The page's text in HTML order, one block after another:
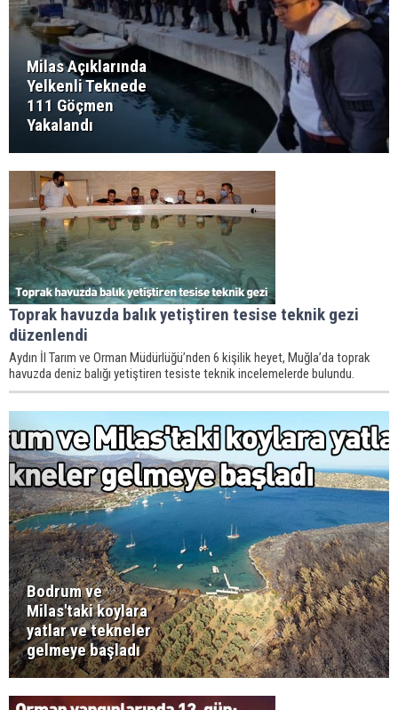
Milas Açıklarında
Yelkenli Teknede
111 Göçmen
Yakalandı
Toprak havuzda balık yetiştiren tesise teknik gezi
düzenlendi
Aydın İl Tarım ve Orman Müdürlüğü’nden 6 kişilik heyet, Muğla’da toprak
havuzda deniz balığı yetiştiren tesiste teknik incelemelerde bulundu.
Bodrum ve
Milas'taki koylara
yatlar ve tekneler
gelmeye başladı